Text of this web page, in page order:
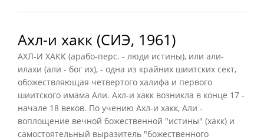
Ахл-и хакк (СИЭ, 1961)
АХЛ-И ХАКК (арабо-перс. - люди истины), или али-
илахи (али - бог их), - одна из крайних шиитских сект,
обожествляющая четвертого халифа и первого
шиитского имама Али. Ахл-и хакк возникла в конце 17 -
начале 18 веков. По учению Ахл-и хакк, Али -
воплощение вечной божественной "истины" (хакк) и
самостоятельный выразитель "божественного